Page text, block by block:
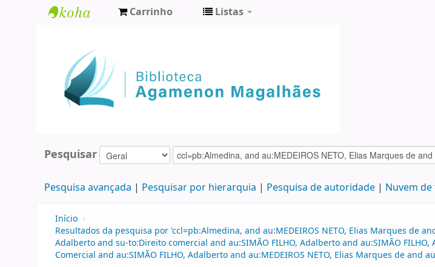
Agamenon
Magalhães
Carrinho Listas
Pesquisar
Pesquisa avançada Pesquisar por hierarquia Pesquisa de autoridade Nuvem de
Início ›
Resultados da pesquisa por 'ccl=pb:Almedina, and au:MEDEIROS NETO, Elias Marques de
Adalberto and su-to:Direito comercial and au:SIMÃO FILHO, Adalberto and au:SIMÃO
Comercial and au:SIMÃO FILHO, Adalberto and au:MEDEIROS NETO, Elias Marques de and